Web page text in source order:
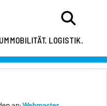
MOBILITÄT. LOGISTIK.